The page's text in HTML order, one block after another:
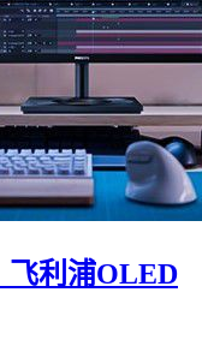
飞利浦OLED